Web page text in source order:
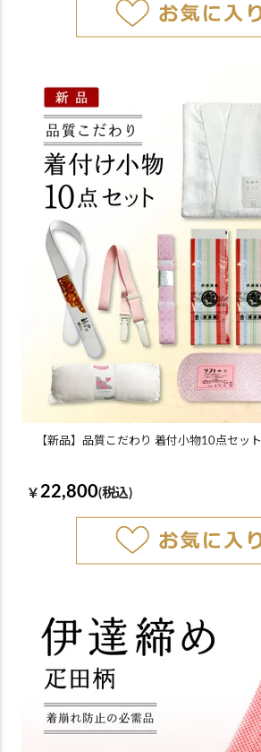
【新品】品質こだわり 着付小物10点セット
￥ 22,800(税込)